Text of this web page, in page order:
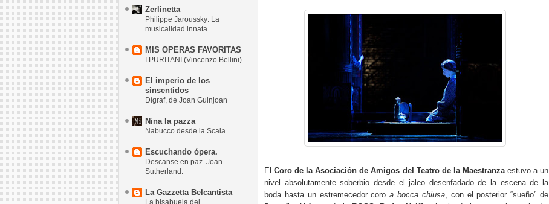
Zerlinetta
Philippe Jaroussky: La
musicalidad innata
MIS OPERAS FAVORITAS
I PURITANI (Vincenzo Bellini)
El imperio de los
sinsentidos
Dígraf, de Joan Guinjoan
Nina la pazza
Nabucco desde la Scala
Escuchando ópera.
Descanse en paz. Joan
Sutherland.
La Gazzetta Belcantista
La bisabuela del
ElCoro de la Asociación de Amigos del Teatro de la Maestranza estuvo a un
nivel absolutamente soberbio desde el jaleo desenfadado de la escena de la
boda hasta un estremecedor coroa bocca chiusa, con el posterior “sueño” de